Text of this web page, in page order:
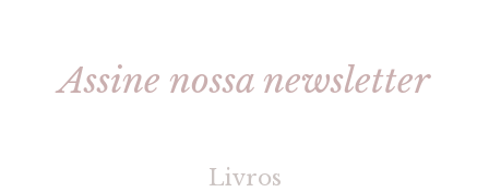
Assine nossa newsletter
Livros